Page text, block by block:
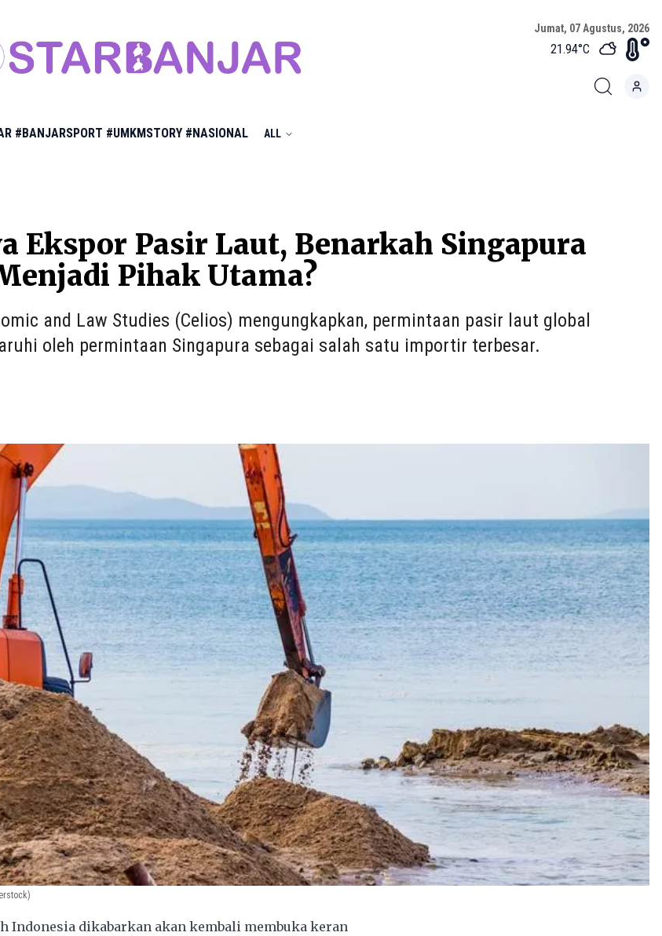
Jumat, 07 Agustus, 2026
21.94°C
#BANJARSPORT #UMKMSTORY #NASIONAL ALL
Ekspor Pasir Laut, Benarkah Singapura
Pihak Utama?
and Law Studies (Celios) mengungkapkan, permintaan pasir laut global
oleh permintaan Singapura sebagai salah satu importir terbesar.
Indonesia dikabarkan akan kembali membuka keran